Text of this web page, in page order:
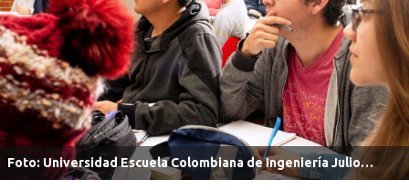
Foto: Universidad Escuela Colombiana de Ingeniería Julio
Garavito.
Busca en la escuela
¿Qué buscas?
Buscar en: *